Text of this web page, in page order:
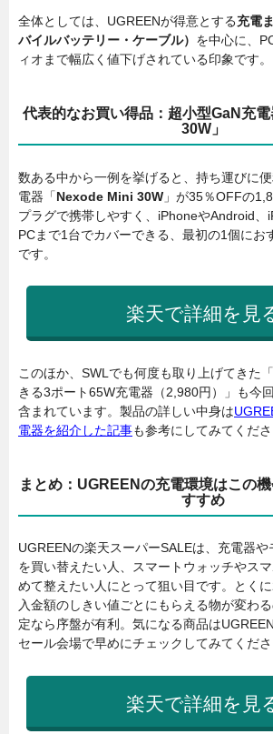
全体としては、UGREENが得意とする充電
バイルバッテリー・ケーブル） を中心に、
ィオまで幅広く値下げされている印象です。
代表的なお買い得品：超小型GaN充
30W」
数ある中から一例を挙げると、持ち運びに
電器「Nexode Mini 30W 」が35％OFFの
プラグで携帯しやすく、iPhoneやAndroid、
PCまで1台でカバーできる、最初の1個にお
です。
楽天で詳細を見
このほか、SWLでも何度も取り上げてきた
きる3ポート65W充電器（2,980円）」も今
含まれています。製品の詳しい中身は
電器を紹介した記事も参考にしてみてくださ
まとめ：UGREENの充電環境はこの
すすめ
UGREENの楽天スーパーSALEは、充電器
を買い替えたい人、スマートウォッチやス
めて整えたい人にとって狙い目です。とく
入金額のしきい値ごとにもらえる物が変わ
定なら序盤が有利。気になる商品は
セール会場で早めにチェックしてみてくださ
楽天で詳細を見